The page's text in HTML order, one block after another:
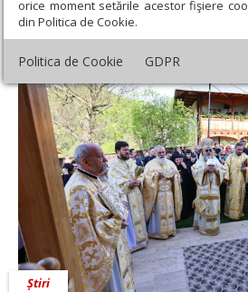
orice moment setările acestor fişiere
din Politica de Cookie.
Politica de Cookie GDPR
Sfințirea bisericii de lemn
vrâncene Lepșa
Știri